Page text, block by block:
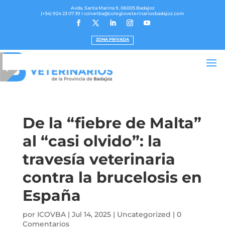
Avda. Santa Marina 9, 06005 Badajoz
(+34) 924 23 07 39 I colvetba@colegioveterinariosbadajoz.com
ZONA PRIVADA
De la “fiebre de Malta”
al “casi olvido”: la
travesía veterinaria
contra la brucelosis en
España
por ICOVBA| Jul 14, 2025| Uncategorized | 0
Comentarios